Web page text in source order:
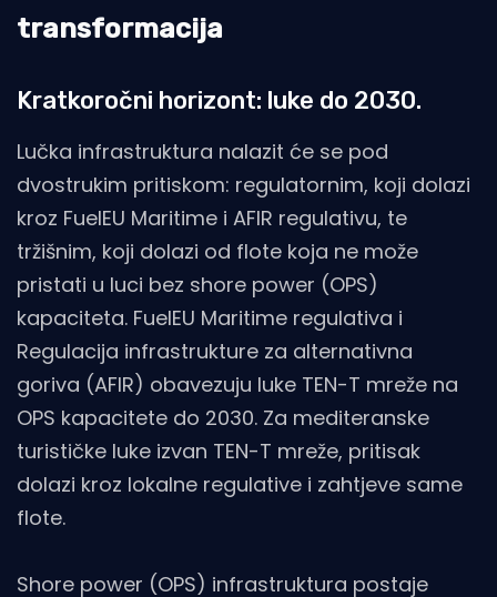
transformacija
Kratkoročni horizont: luke do 2030.
Lučka infrastruktura nalazit će se pod
dvostrukim pritiskom: regulatornim, koji dolazi
kroz FuelEU Maritime i AFIR regulativu, te
tržišnim, koji dolazi od flote koja ne može
pristati u luci bez shore power (OPS)
kapaciteta. FuelEU Maritime regulativa i
Regulacija infrastrukture za alternativna
goriva (AFIR) obavezuju luke TEN-T mreže na
OPS kapacitete do 2030. Za mediteranske
turističke luke izvan TEN-T mreže, pritisak
dolazi kroz lokalne regulative i zahtjeve same
flote.
Shore power (OPS) infrastruktura postaje